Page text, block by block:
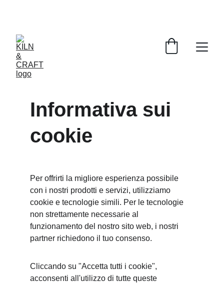
Informativa sui
cookie
Per offrirti la migliore esperienza possibile
con i nostri prodotti e servizi, utilizziamo
cookie e tecnologie simili. Per le tecnologie
non strettamente necessarie al
funzionamento del nostro sito web, i nostri
partner richiedono il tuo consenso.
Cliccando su "Accetta tutti i cookie",
acconsenti all'utilizzo di tutte queste